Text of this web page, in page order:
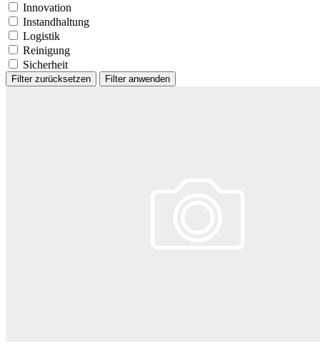
Innovation
Instandhaltung
Logistik
Reinigung
Sicherheit
Filter zurücksetzen Filter anwenden